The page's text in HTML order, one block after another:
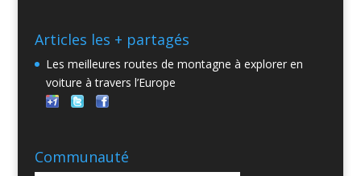
Articles les + partagés
Les meilleures routes de montagne à explorer en
voiture à travers l’Europe
Communauté